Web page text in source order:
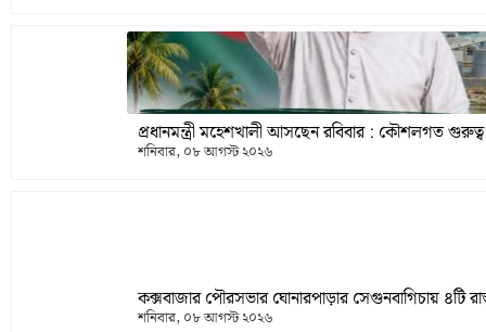
প্রধানমন্ত্রী মহেশখালী আসছেন রবিবার : কৌশলগত গুরুত্ব
শনিবার, ০৮ আগস্ট ২০২৬
কক্সবাজার পৌরসভার ঘোনারপাড়ার সেগুনবাগিচায় ৪টি
শনিবার, ০৮ আগস্ট ২০২৬